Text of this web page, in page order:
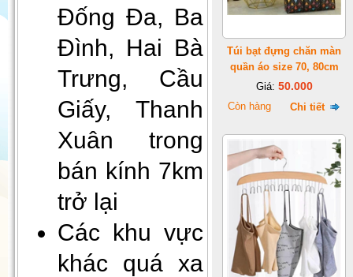
Gối Vietnam Airlines màu xanh
(30cmx35cm)
Đèn decor, đèn ngủ để bàn
Đống Đa, Ba
Đình, Hai Bà
Trưng, Cầu
Giấy, Thanh
Xuân trong
bán kính 7km
trở lại
Các khu vực
khác quá xa
Túi bạt đựng chăn màn
quần áo size 70, 80cm
Giá: 50.000
Còn hàng Chi tiết